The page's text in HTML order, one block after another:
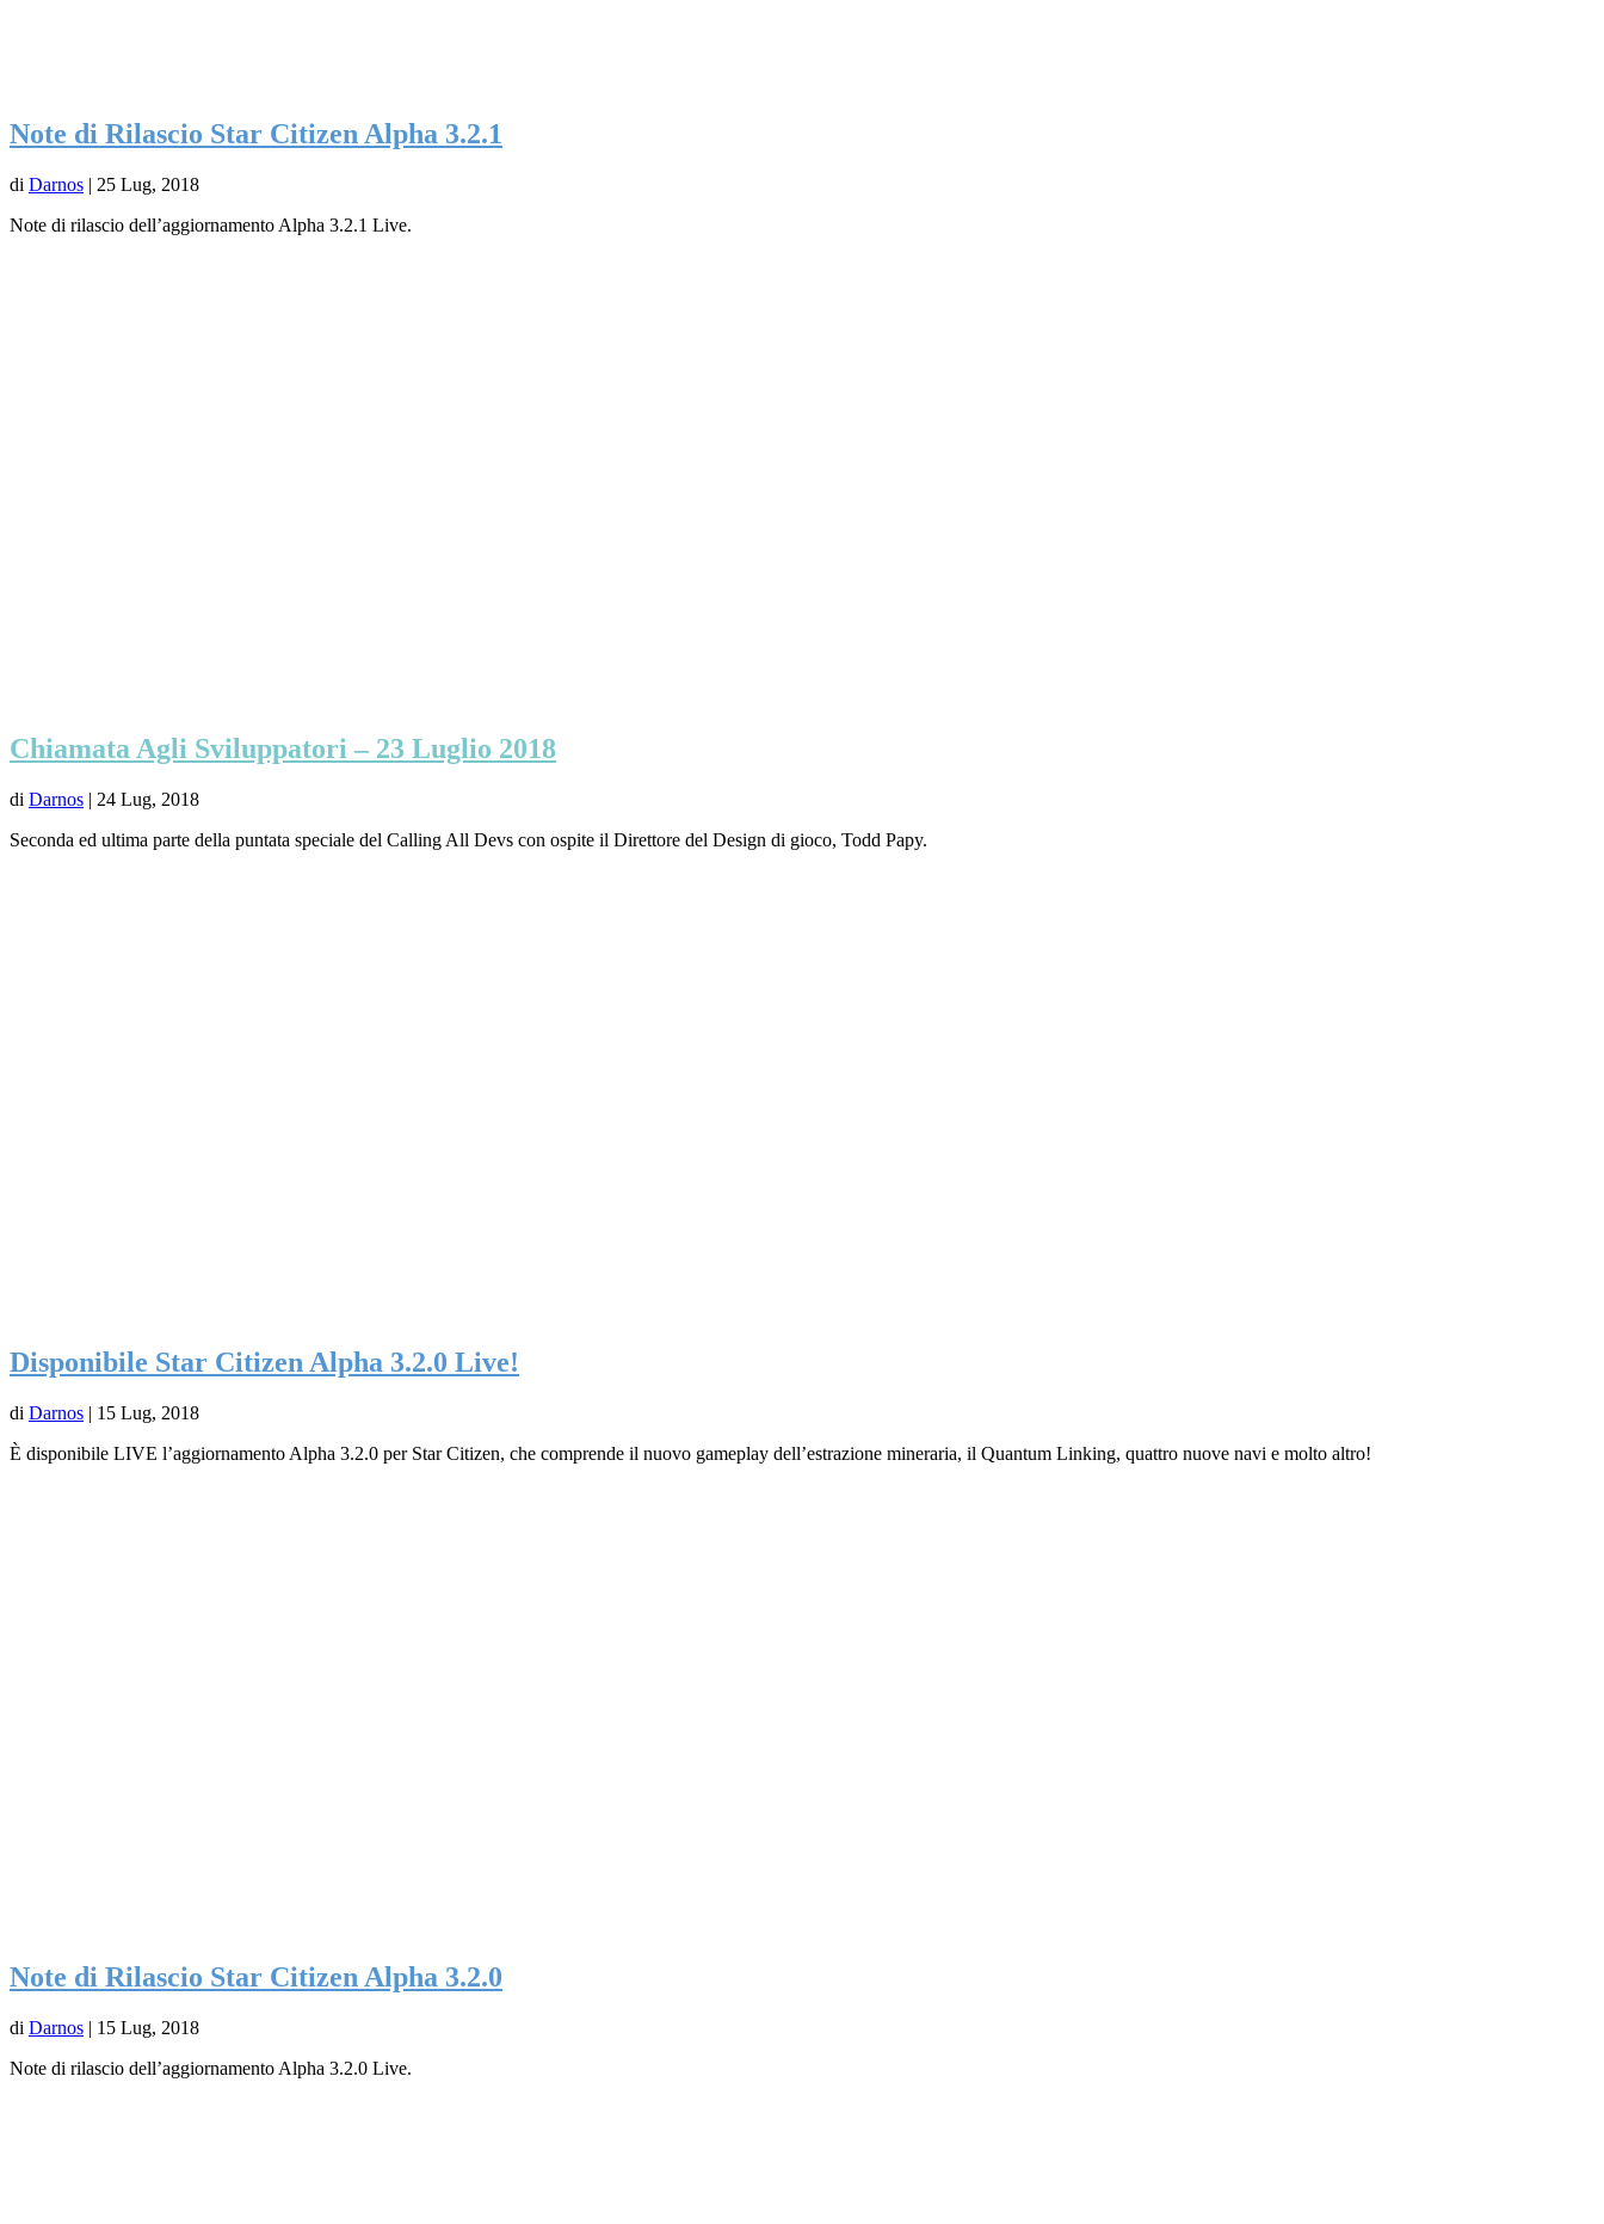
Note di Rilascio Star Citizen Alpha 3.2.1
di Darnos | 25 Lug, 2018
Note di rilascio dell’aggiornamento Alpha 3.2.1 Live.
Chiamata Agli Sviluppatori – 23 Luglio 2018
di Darnos | 24 Lug, 2018
Seconda ed ultima parte della puntata speciale del Calling All Devs con ospite il Direttore del Design di gioco, Todd Papy.
Disponibile Star Citizen Alpha 3.2.0 Live!
di Darnos | 15 Lug, 2018
È disponibile LIVE l’aggiornamento Alpha 3.2.0 per Star Citizen, che comprende il nuovo gameplay dell’estrazione mineraria, il Quantum Linking, quattro nuove navi e molto altro!
Note di Rilascio Star Citizen Alpha 3.2.0
di Darnos | 15 Lug, 2018
Note di rilascio dell’aggiornamento Alpha 3.2.0 Live.